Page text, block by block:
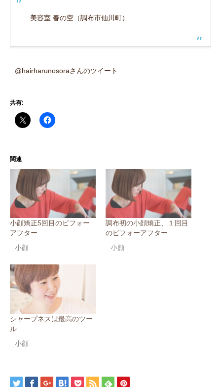
美容室 春の空（調布市仙川町）
@hairharunosoraさんのツイート
共有:
関連
小顔矯正5回目のビフォー
アフター
小顔
調布初の小顔矯正、１回目
のビフォーアフター
小顔
シャープネスは最高のツー
ル
小顔